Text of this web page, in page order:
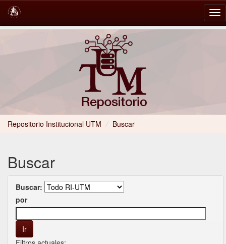
Repositorio Institucional UTM / Buscar
Buscar
Buscar:
por